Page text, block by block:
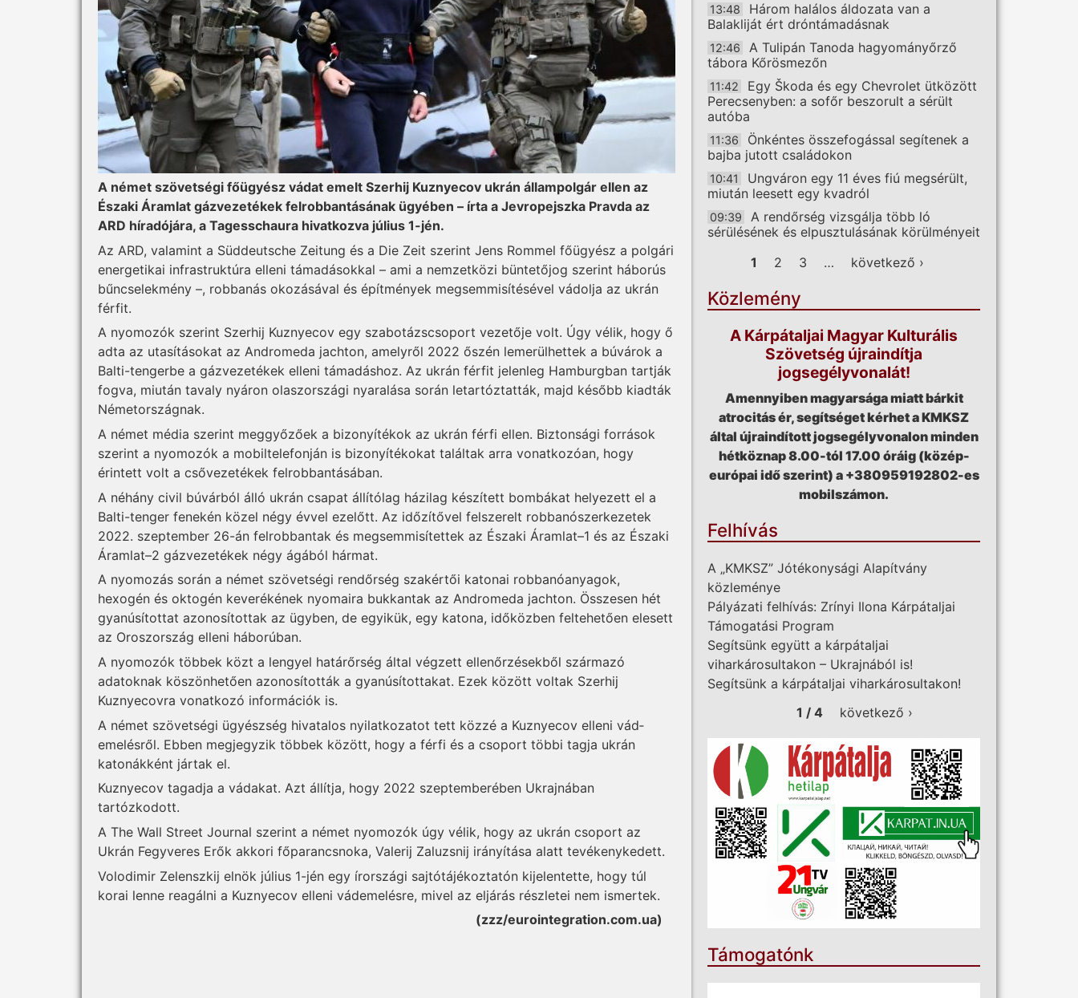
A német szövetségi főügyész vádat emelt Szerhij Kuznyecov ukrán állampolgár ellen az
Északi Áramlat gázvezetékek felrobbantásának ügyében – írta a Jevropejszka Pravda az
ARD híradójára, a Tagesschaura hivatkozva július 1-jén.
Az ARD, valamint a Süddeutsche Zeitung és a Die Zeit szerint Jens Rommel főügyész a polgári
energetikai infrastruktúra elleni támadásokkal – ami a nemzetközi büntetőjog szerint háborús
bűncselekmény –, robbanás okozásával és építmények megsemmisítésével vádolja az ukrán
férfit.
A nyomozók szerint Szerhij Kuznyecov egy szabotázscsoport vezetője volt. Úgy vélik, hogy ő
adta az utasításokat az Andromeda jachton, amelyről 2022 őszén lemerülhettek a búvárok a
Balti-tengerbe a gázvezetékek elleni támadáshoz. Az ukrán férfit jelenleg Hamburgban tartják
fogva, miután tavaly nyáron olaszországi nyaralása során letartóztatták, majd később kiadták
Németországnak.
A német média szerint meg­győzőek a bizonyítékok az ukrán férfi ellen. Biztonsági források
szerint a nyomozók a mobiltelefonján is bizonyítékokat találtak arra vonatkozóan, hogy
érintett volt a csővezetékek felrobbantásában.
A néhány civil búvárból álló ukrán csapat állítólag házilag készített bombákat helyezett el a
Balti-tenger fenekén közel négy évvel ezelőtt. Az időzítővel felszerelt robbanószerkezetek
2022. szeptember 26-án felrobbantak és megsemmisítettek az Északi Áramlat–1 és az Északi
Áramlat–2 gázvezetékek négy ágából hármat.
A nyomozás során a német szövetségi rendőrség szakértői katonai robbanóanyagok,
hexogén és oktogén keverékének nyomaira bukkantak az Andromeda jachton. Összesen hét
gyanúsítottat azonosítottak az ügyben, de egyikük, egy katona, időközben feltehetően elesett
az Oroszország elleni háborúban.
A nyomozók többek közt a lengyel határőrség által végzett ellenőrzésekből származó
adatoknak köszönhetően azonosították a gyanúsítottakat. Ezek között voltak Szerhij
Kuznyecovra vonatkozó információk is.
A német szövetségi ügyészség hivatalos nyilatkozatot tett közzé a Kuznyecov elleni vád­
emelésről. Ebben megjegyzik többek között, hogy a férfi és a csoport többi tagja ukrán
katonákként jártak el.
Kuznyecov tagadja a vádakat. Azt állítja, hogy 2022 szeptemberében Ukrajnában
tartózkodott.
A The Wall Street Journal szerint a német nyomozók úgy vélik, hogy az ukrán csoport az
Ukrán Fegyveres Erők akkori főparancsnoka, Valerij Zaluzsnij irányítása alatt tevékenykedett.
Volodimir Zelenszkij elnök július 1-jén egy írországi sajtótájékoztatón kijelentette, hogy túl
korai lenne reagálni a Kuznyecov elleni vádemelésre, mivel az eljárás részletei nem ismertek.
(zzz/eurointegration.com.ua)
13:48
Három halálos áldozata van a
Balakliját ért dróntámadásnak
12:46
A Tulipán Tanoda hagyományőrző
tábora Kőrösmezőn
11:42
Egy Škoda és egy Chevrolet ütközött
Perecsenyben: a sofőr beszorult a sérült
autóba
11:36
Önkéntes összefogással segítenek a
bajba jutott családokon
10:41
Ungváron egy 11 éves fiú megsérült,
miután leesett egy kvadról
09:39
A rendőrség vizsgálja több ló
sérülésének és elpusztulásának körülményeit
Oldalak
1 2 3 … következő ›
Közlemény
A Kárpátaljai Magyar Kulturális
Szövetség újraindítja
jogsegélyvonalát!
Amennyiben magyarsága miatt bárkit
atrocitás ér, segítséget kérhet a KMKSZ
által újraindított jogsegélyvonalon minden
hétköznap 8.00-tól 17.00 óráig (közép-
európai idő szerint) a +380959192802-es
mobilszámon.
Felhívás
A „KMKSZ” Jótékonysági Alapítvány
közleménye
Pályázati felhívás: Zrínyi Ilona Kárpátaljai
Támogatási Program
Segítsünk együtt a kárpátaljai
viharkárosultakon – Ukrajnából is!
Segítsünk a kárpátaljai viharkárosultakon!
1 / 4
következő ›
Támogatónk